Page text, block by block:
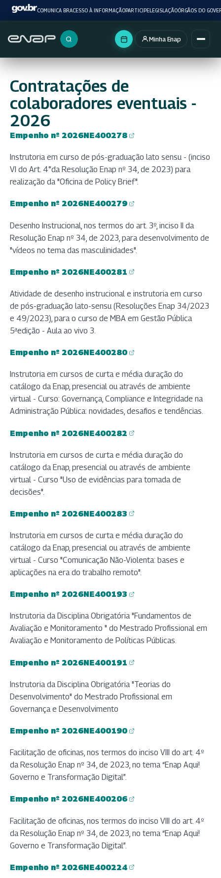
COMUNICA BRACESSO À INFORMAÇÃOPARTICIPELEGISLAÇÃOÓRGÃOS DO
Buscar no portal
Minha Enap
Contratações de
colaboradores eventuais -
2026
Empenho nº 2026NE400278
(abre em nova aba)
Instrutoria em curso de pós-graduação lato sensu - (inciso
VI do Art. 4°da Resolução Enap nº 34, de 2023) para
realização da "Oficina de Policy Brief".
Empenho nº 2026NE400279
(abre em nova aba)
Desenho Instrucional, nos termos do art. 3º, inciso II da
Resolução Enap nº 34, de 2023, para desenvolvimento de
"vídeos no tema das masculinidades".
Empenho nº 2026NE400281
(abre em nova aba)
Atividade de desenho instrucional e instrutoria em curso
de pós-graduação lato-sensu (Resoluções Enap 34/2023
e 49/2023), para o curso de MBA em Gestão Pública
5ªedição - Aula ao vivo 3.
Empenho nº 2026NE400280
(abre em nova aba)
Instrutoria em cursos de curta e média duração do
catálogo da Enap, presencial ou através de ambiente
virtual - Curso: Governança, Compliance e Integridade na
Administração Pública: novidades, desafios e tendências.
Empenho nº 2026NE400282
(abre em nova aba)
Instrutoria em cursos de curta e média duração do
catálogo da Enap, presencial ou através de ambiente
virtual - Curso "Uso de evidências para tomada de
decisões".
Empenho nº 2026NE400283
(abre em nova aba)
Instrutoria em cursos de curta e média duração do
catálogo da Enap, presencial ou através de ambiente
virtual - Curso "Comunicação Não-Violenta: bases e
aplicações na era do trabalho remoto".
Empenho nº 2026NE400193
(abre em nova aba)
Instrutoria da Disciplina Obrigatória "Fundamentos de
Avaliação e Monitoramento " do Mestrado Profissional em
Avaliação e Monitoramento de Políticas Públicas.
Empenho nº 2026NE400191
(abre em nova aba)
Instrutoria da Disciplina Obrigatória "Teorias do
Desenvolvimento" do Mestrado Profissional em
Governança e Desenvolvimento
Empenho nº 2026NE400190
(abre em nova aba)
Facilitação de oficinas, nos termos do inciso VIII do art. 4º
da Resolução Enap nº 34, de 2023, no tema “Enap Aqui!
Governo e Transformação Digital”.
Empenho nº 2026NE400206
(abre em nova aba)
Facilitação de oficinas, nos termos do inciso VIII do art. 4º
da Resolução Enap nº 34, de 2023, no tema “Enap Aqui!
Governo e Transformação Digital”.
Empenho nº 2026NE400224
(abre em nova aba)